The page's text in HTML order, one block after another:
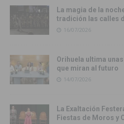
La magia de la
tradición las calles
16/07/2026
Orihuela ultima
que miran al futuro
14/07/2026
La Exaltación
Fiestas de Moros y